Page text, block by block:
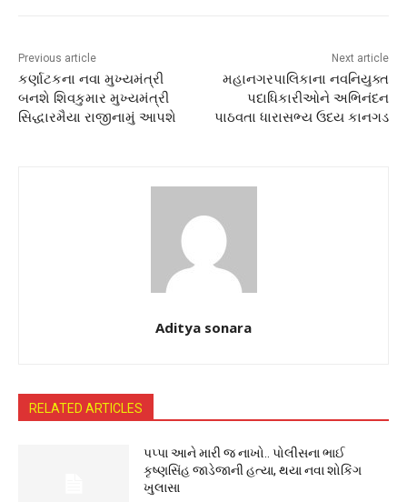
Previous article
કર્ણાટકના નવા મુખ્યમંત્રી
બનશે શિવકુમાર મુખ્યમંત્રી
સિદ્ધારમૈયા રાજીનામું આપશે
Next article
મહાનગરપાલિકાના નવનિયુક્ત
પદાધિકારીઓને અભિનંદન
પાઠવતા ધારાસભ્ય ઉદય કાનગડ
Aditya sonara
RELATED ARTICLES
પપ્પા આને મારી જ નાખો.. પોલીસના ભાઈ
કૃષ્ણસિંહ જાડેજાની હત્યા, થયા નવા શોકિંગ
ખુલાસા